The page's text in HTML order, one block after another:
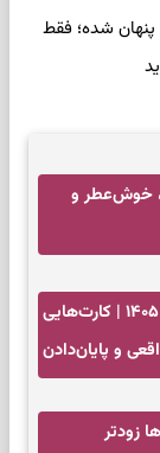
شده؛ فقط
خوش‌عطر و
فال تاروت امروز پنجشنبه ۱۵ مرداد ۱۴۰۵ | کارت‌هایی
و پایان‌دادن
زودتر